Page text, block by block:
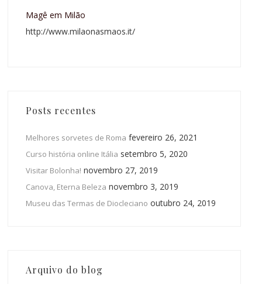
Magê em Milão
http://www.milaonasmaos.it/
Posts recentes
Melhores sorvetes de Roma fevereiro 26, 2021
Curso história online Itália setembro 5, 2020
Visitar Bolonha! novembro 27, 2019
Canova, Eterna Beleza novembro 3, 2019
Museu das Termas de Diocleciano outubro 24, 2019
Arquivo do blog